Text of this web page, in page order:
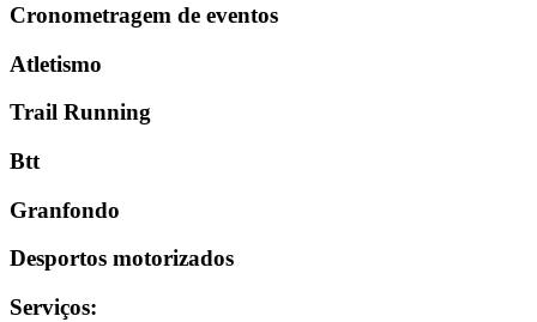
Cronometragem de eventos
Atletismo
Trail Running
Btt
Granfondo
Desportos motorizados
Serviços: